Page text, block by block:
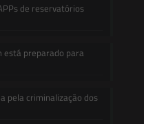
de reservatórios
está preparado para
pela criminalização dos